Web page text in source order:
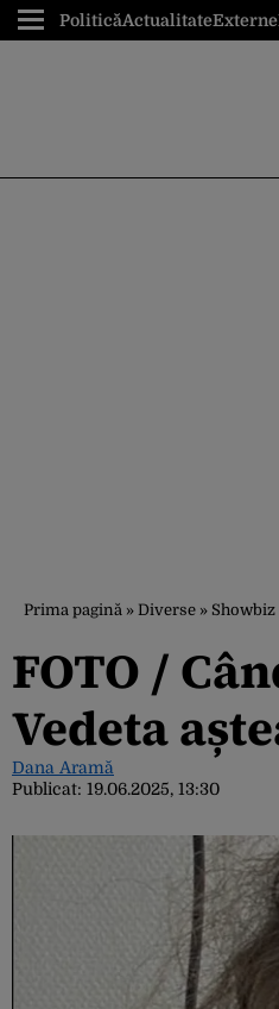
PoliticăActualitateExterne
Prima pagină » Diverse » Showbiz
FOTO /
Vedeta
Dana Aramă
Publicat: 19.06.2025, 13:30